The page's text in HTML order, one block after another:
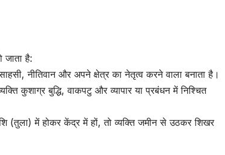
जाता है:
नीतिवान और अपने क्षेत्र का नेतृत्व करने वाला बनाता है।
कुशाग्र बुद्धि, वाकपटु और व्यापार या प्रबंधन में निश्चित
(तुला) में होकर केंद्र में हों, तो व्यक्ति जमीन से उठकर शिखर